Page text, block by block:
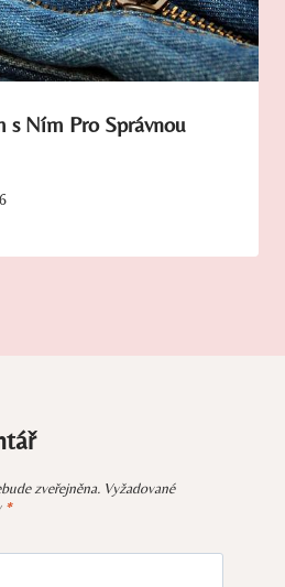
s Ním Pro Správnou
zveřejněna. Vyžadované
*